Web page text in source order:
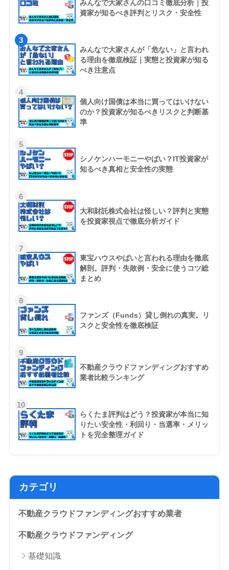
みんなで大家さんの口コミ徹底分析｜投
資家が知るべき評判とリスク・安全性
3
みんなで大家さんが「危ない」と言われ
る理由を徹底検証｜実態と投資家が知る
べき注意点
4
個人向け国債は本当に買ってはいけない
のか？投資家が知るべきリスクと判断基
準
5
シノケンハーモニーやばい？IT投資家が
知るべき真相と安全性の実態
6
大和財託株式会社は怪しい？評判と実態
を投資家視点で徹底分析ガイド
7
東宝ハウスやばいと言われる理由を徹底
解剖。評判・失敗例・安全に使うコツ総
まとめ
8
ファンズ（Funds）貸し倒れの真実。リ
スクと安全性を徹底検証
9
不動産クラウドファンディングおすすめ
業者比較ランキング
10
らくたま評判はどう？投資家が本当に知
りたい安全性・利回り・当選率・メリッ
トを完全整理ガイド
カテゴリ
不動産クラウドファンディングおすすめ業者
不動産クラウドファンディング
基礎知識